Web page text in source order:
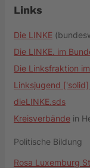
Links
Die LINKE
Die LINKE. im
Die Linksfraktion
Linksjugend ['solid]
dieLINKE.sds
Kreisverbände in
Politische Bildung
Rosa Luxemburg